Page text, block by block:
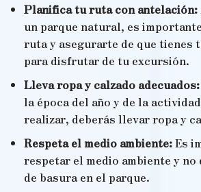
Planifica tu ruta con antelación:
un parque natural, es
ruta y asegurarte de que tienes
para disfrutar de tu excursión.
Lleva ropa y calzado adecuados:
la época del año y de la
realizar, deberás llevar ropa y
Respeta el medio ambiente:Es
respetar el medio ambiente y
de basura en el parque.